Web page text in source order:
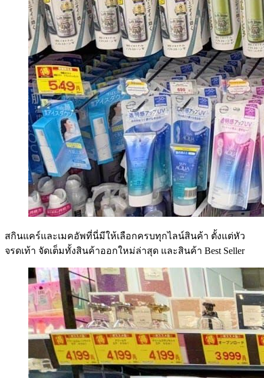
สกินแคร์และเมคอัพที่นี่มีให้เลือกครบทุกไลน์สินค้า ตั้งแต่หัว
จรดเท้า จัดเต็มทั้งสินค้าออกใหม่ล่าสุด และสินค้า Best Seller